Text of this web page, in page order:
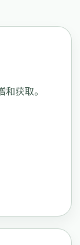
获取。